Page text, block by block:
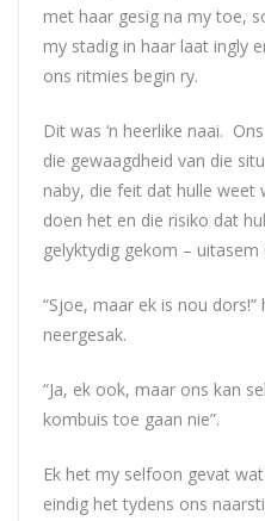
met haar gesig na my toe,
my stadig in haar laat ingly
ons ritmies begin ry.
Dit was ‘n heerlike naai.
die gewaagdheid van die
naby, die feit dat hulle weet
doen het en die risiko dat
gelyktydig gekom –
“Sjoe, maar ek is nou
neergesak.
“Ja, ek ook, maar ons kan
kombuis toe gaan nie”.
Ek het my selfoon gevat
eindig het tydens ons